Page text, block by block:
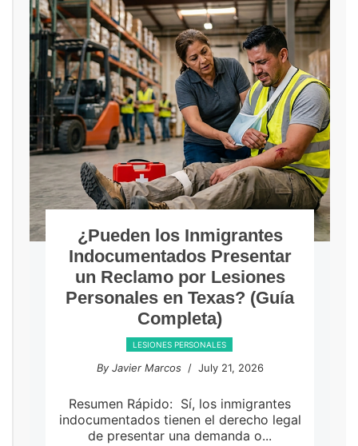
¿Pueden los Inmigrantes
Indocumentados Presentar
un Reclamo por Lesiones
Personales en Texas? (Guía
Completa)
LESIONES PERSONALES
By Javier Marcos/ July 21, 2026
Resumen Rápido: Sí, los inmigrantes
indocumentados tienen el derecho legal
de presentar una demanda o...